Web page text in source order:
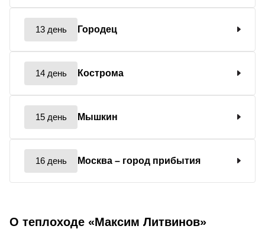
13 день Городец
14 день Кострома
15 день Мышкин
16 день Москва – город прибытия
О теплоходе «Максим Литвинов»